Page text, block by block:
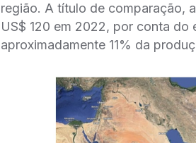
região. A título de comparação,
US$ 120 em 2022, por conta do
aproximadamente 11% da